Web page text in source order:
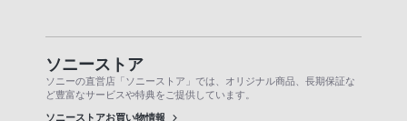
ソニーストア
ソニーの直営店「ソニーストア」では、オリジナル商品、長期保証な
ど豊富なサービスや特典をご提供しています。
ソニーストアお買い物情報